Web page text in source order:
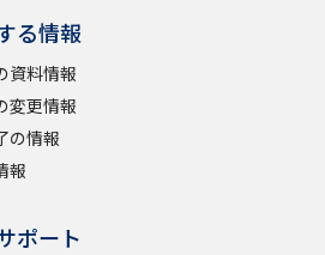
る情報
資料情報
変更情報
の情報
報
ポート